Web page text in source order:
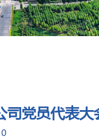
司党员代表大